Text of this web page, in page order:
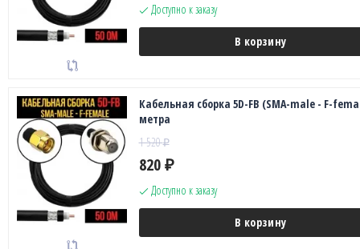
Доступно к заказу
В корзину
Кабельная сборка 5D-FB (SMA-male - F-
метра
1 520₽
820 ₽
Доступно к заказу
В корзину